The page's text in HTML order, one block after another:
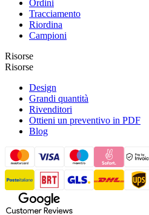
Ordini
Tracciamento
Riordina
Campioni
Risorse
Risorse
Design
Grandi quantità
Rivenditori
Ottieni un preventivo in PDF
Blog